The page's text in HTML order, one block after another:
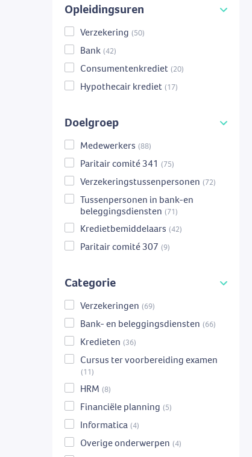
Opleidingsuren
Verzekering (50)
Bank (42)
Consumentenkrediet (20)
Hypothecair krediet (17)
Doelgroep
Medewerkers (88)
Paritair comité 341 (75)
Verzekeringstussenpersonen (72)
Tussenpersonen in bank-en
beleggingsdiensten (71)
Kredietbemiddelaars (42)
Paritair comité 307 (9)
Categorie
Verzekeringen (69)
Bank- en beleggingsdiensten (66)
Kredieten (36)
Cursus ter voorbereiding examen
(11)
HRM (8)
Financiële planning (5)
Informatica (4)
Overige onderwerpen (4)